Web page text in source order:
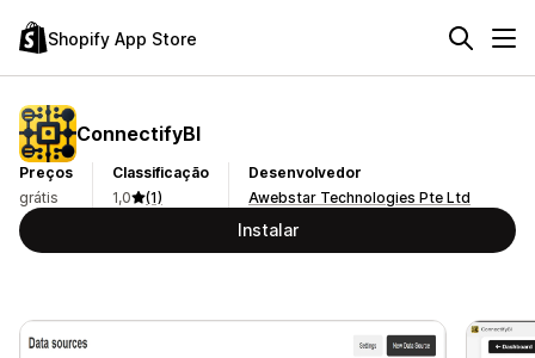
Shopify App Store
ConnectifyBI
Preços
grátis
Classificação
1,0
(1)
Desenvolvedor
Awebstar Technologies Pte Ltd
Instalar